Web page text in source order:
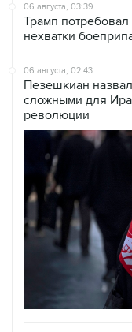
06 августа, 03:39
Трамп
нехватки
06 августа, 02:43
Пезешкиан
сложными для
революции